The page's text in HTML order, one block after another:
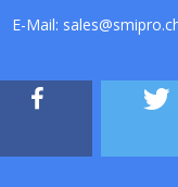
E-Mail: